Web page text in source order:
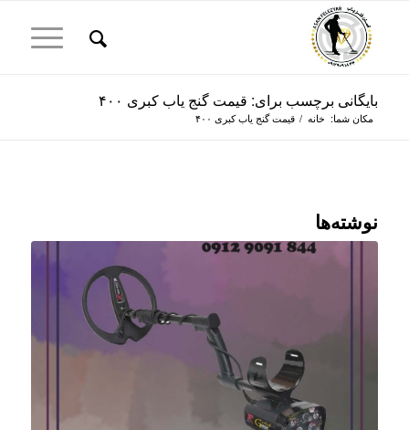
بایگانی برچسب برای: قیمت گنج یاب کبری ۴۰۰
مکان شما: خانه / قیمت گنج یاب کبری ۴۰۰
نوشته‌ها